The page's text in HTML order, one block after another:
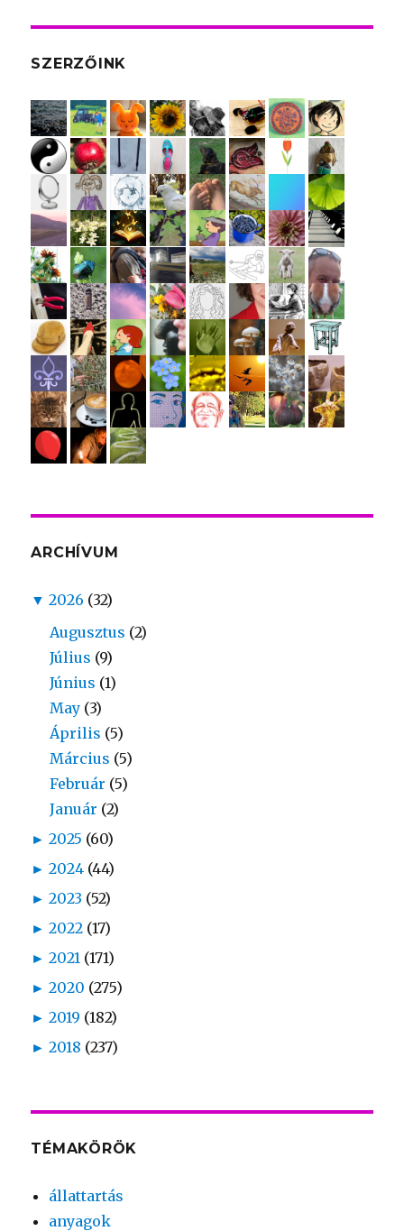
SZERZŐINK
ARCHÍVUM
▼ 2026 (32)
Augusztus (2)
Július (9)
Június (1)
May (3)
Április (5)
Március (5)
Február (5)
Január (2)
► 2025 (60)
► 2024 (44)
► 2023 (52)
► 2022 (17)
► 2021 (171)
► 2020 (275)
► 2019 (182)
► 2018 (237)
TÉMAKÖRÖK
állattartás
anyagok